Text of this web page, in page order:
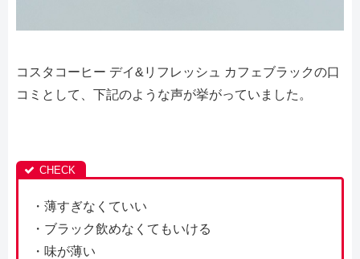
コスタコーヒー デイ&リフレッシュ カフェブラックの口
コミとして、下記のような声が挙がっていました。
・薄すぎなくていい
・ブラック飲めなくてもいける
・味が薄い